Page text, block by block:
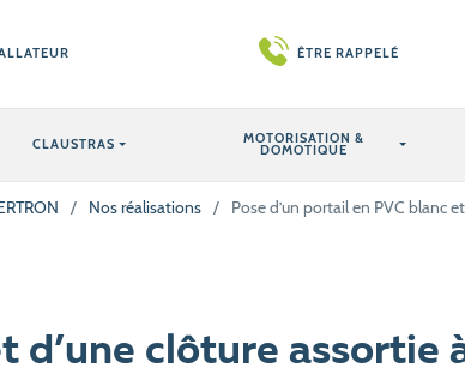
ÊTRE RAPPELÉ
CLAUSTRAS MOTORISATION &
DOMOTIQUE
/ Nos réalisations /
Pose d’un portail en PVC blanc
d’une clôture assortie